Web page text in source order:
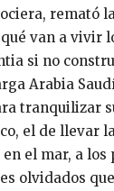
remató
van a vivir
si no
Arabia
tranquilizar
el de llevar
el mar, a los
olvidados